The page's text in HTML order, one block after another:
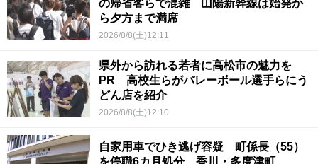
の帰省客らで混雑 山陽新幹線は始発か
ら夕方まで満席
2026/8/8(土)12:11
県外から訪れる若者に高松市の魅力を
PR 高校生らがバレーボール選手らにう
どん店を紹介
2026/8/8(土)12:10
自家用車でひき逃げ容疑 町係長（55）
を停職6カ月処分 香川・多度津町